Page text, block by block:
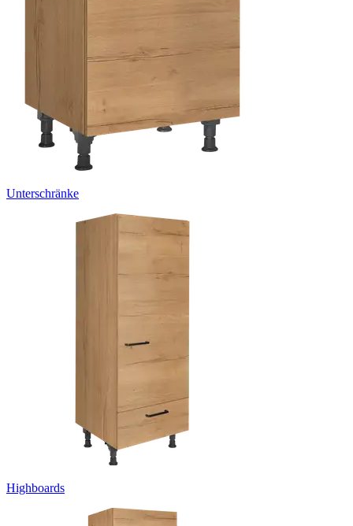
Unterschränke
Highboards